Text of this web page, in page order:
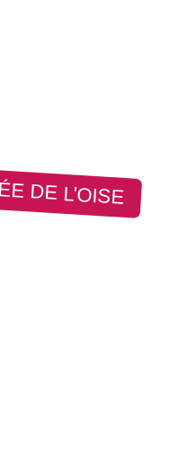
DE L'OISE